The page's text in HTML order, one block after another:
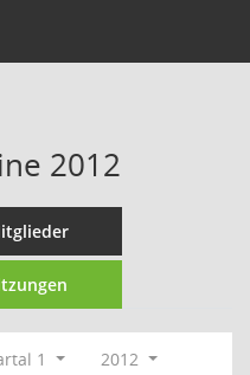
2012
1
2012